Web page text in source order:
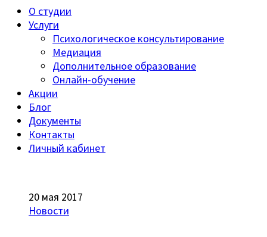
О студии
Услуги
Психологическое консультирование
Медиация
Дополнительное образование
Онлайн-обучение
Акции
Блог
Документы
Контакты
Личный кабинет
20 мая 2017
Новости